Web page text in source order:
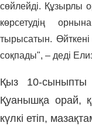
сөйлейді. Құзырлы
көрсетудің
тырысатын.
соқпады", – деді
Қыз 10-сыныпты
Қуанышқа орай,
күлкі етіп,